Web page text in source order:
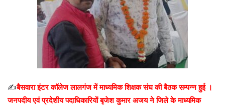
✍️बैसवारा इंटर कॉलेज लालगंज में माध्यमिक शिक्षक संघ की बैठक सम्पन्न हुई ।
जनपदीय एवं प्रदेशीय पदाधिकारियों बृजेश कुमार अजय ने जिले के माध्यमिक